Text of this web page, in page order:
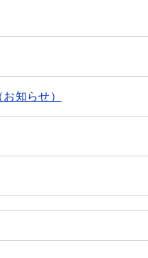
知らせ）